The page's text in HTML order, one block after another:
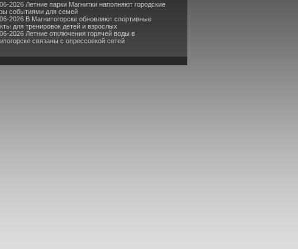
2026 Летние парки Магнитки наполняют городские
событиями для семей
2026 В Магнитогорске обновляют спортивные
для тренировок детей и взрослых
2026 Летние отключения горячей воды в
связаны с опрессовкой сетей